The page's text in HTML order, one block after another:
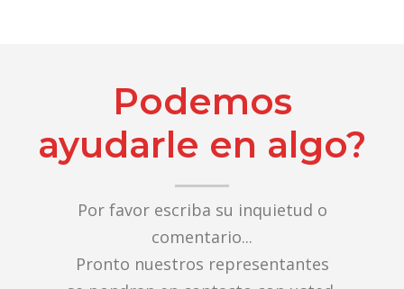
Podemos
ayudarle en algo?
Por favor escriba su inquietud o
comentario...
Pronto nuestros representantes